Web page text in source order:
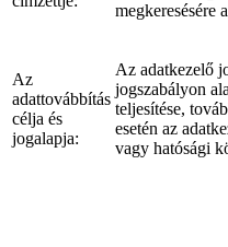
megkeresésére
Az
adattovábbítás
célja és
jogalapja:
Az adatkezelő
jogszabályon
teljesítése,
esetén az
vagy hatósági